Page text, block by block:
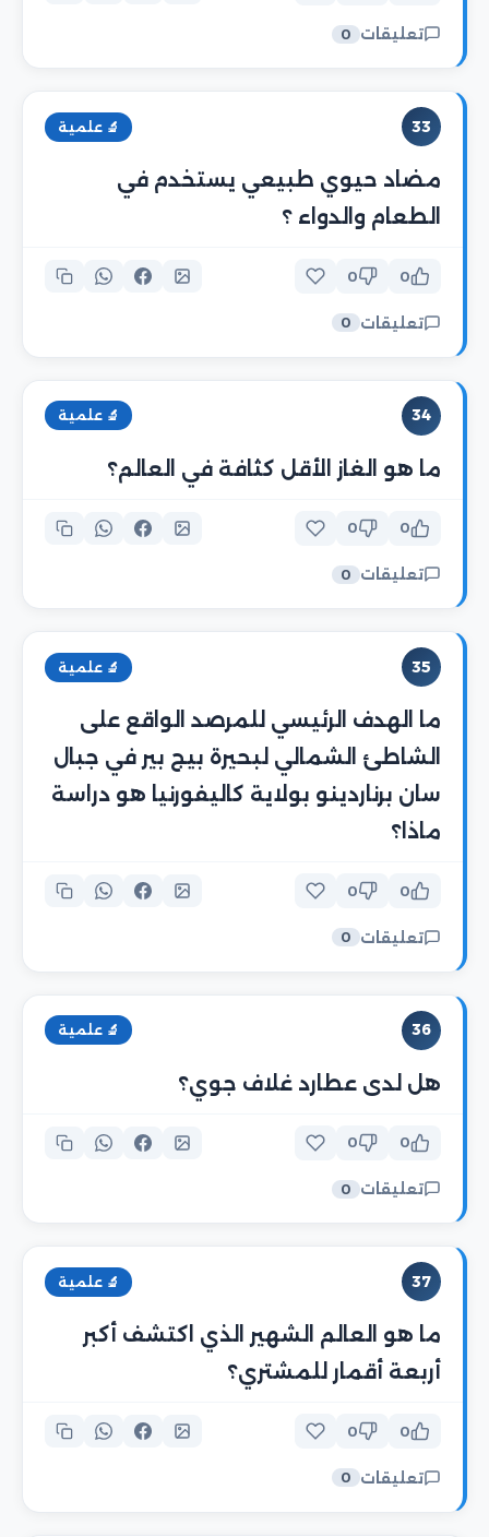
تعليقات 0
33 🔬 علمية
مضاد حيوي طبيعي يستخدم في
الطعام والدواء ؟
0
0
تعليقات 0
34 🔬 علمية
ما هو الغاز الأقل كثافة في العالم؟
0
0
تعليقات 0
35 🔬 علمية
ما الهدف الرئيسي للمرصد الواقع على
الشاطئ الشمالي لبحيرة بيج بير في جبال
سان برناردينو بولاية كاليفورنيا هو دراسة
ماذا؟
0
0
تعليقات 0
36 🔬 علمية
هل لدى عطارد غلاف جوي؟
0
0
تعليقات 0
37 🔬 علمية
ما هو العالم الشهير الذي اكتشف أكبر
أربعة أقمار للمشتري؟
0
0
تعليقات 0